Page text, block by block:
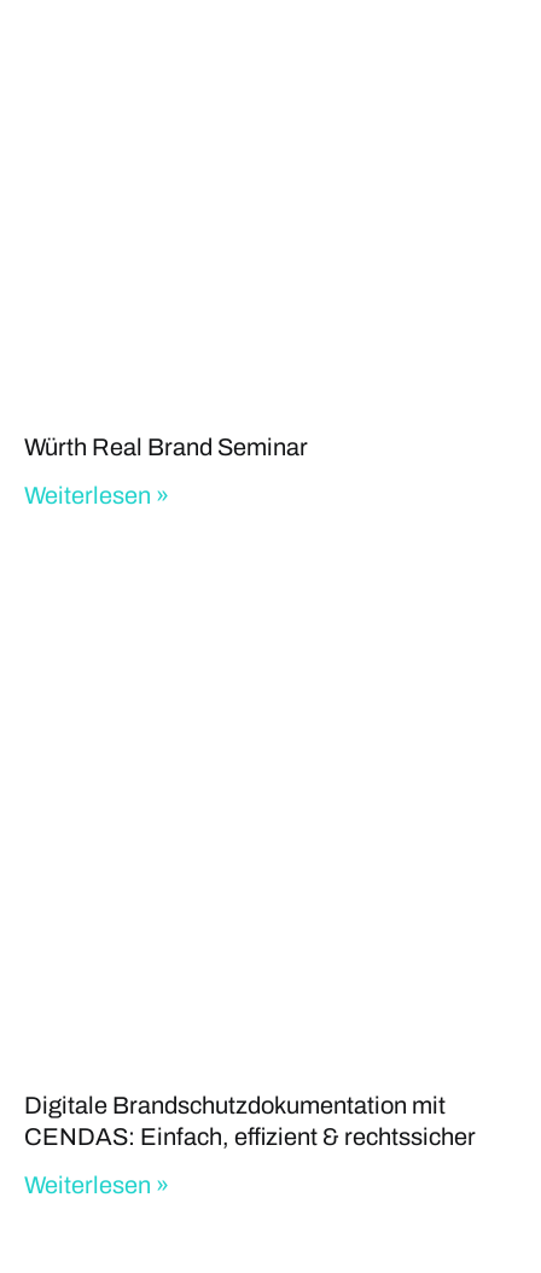
Würth Real Brand Seminar
Weiterlesen »
Digitale Brandschutzdokumentation mit
CENDAS: Einfach, effizient & rechtssicher
Weiterlesen »